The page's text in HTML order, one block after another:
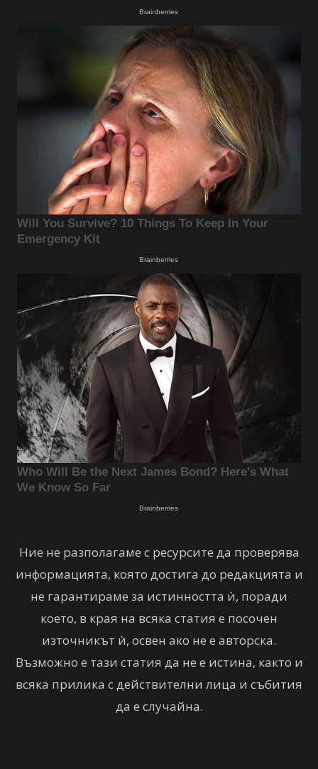
Ние не разполагаме с ресурсите да проверява
информацията, която достига до редакцията и
не гарантираме за истинността ѝ, поради
което, в края на всяка статия е посочен
източникът ѝ, освен ако не е авторска.
Възможно е тази статия да не е истина, както и
всяка прилика с действителни лица и събития
да е случайна.